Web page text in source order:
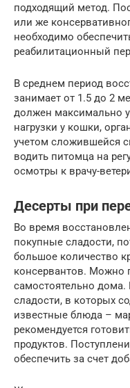
подходящий метод.
или же
необходимо
реабилитационный
В среднем период
занимает от 1.5 до 2
должен максимально
нагрузки у кошки,
учетом сложившейся
водить питомца на
осмотры к врачу-
Десерты при
Во время
покупные сладости,
большое количество
консервантов. Можно
самостоятельно дома.
сладости, в которых
известные блюда –
рекомендуется
продуктов.
обеспечить за счет